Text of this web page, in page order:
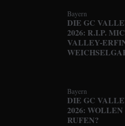
Bayern
DIE GC
2026: R.I.P.
VALLEY-
Bayern
DIE GC
2026:
RUFEN?